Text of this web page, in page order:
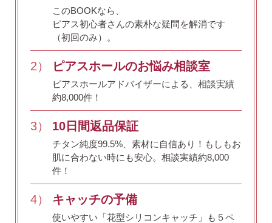
このBOOKなら、
ピアス初心者さんの素朴な疑問を解消です
（初回のみ）。
2） ピアスホールのお悩み相談室
ピアスホールアドバイザーによる、相談実績
約8,000件！
3） 10日間返品保証
チタン純度99.5%、素材に自信あり！ もしもお
肌に合わない時にも安心。相談実績約8,000
件！
4） キャッチの予備
使いやすい「花型シリコンキャッチ」も５ペ